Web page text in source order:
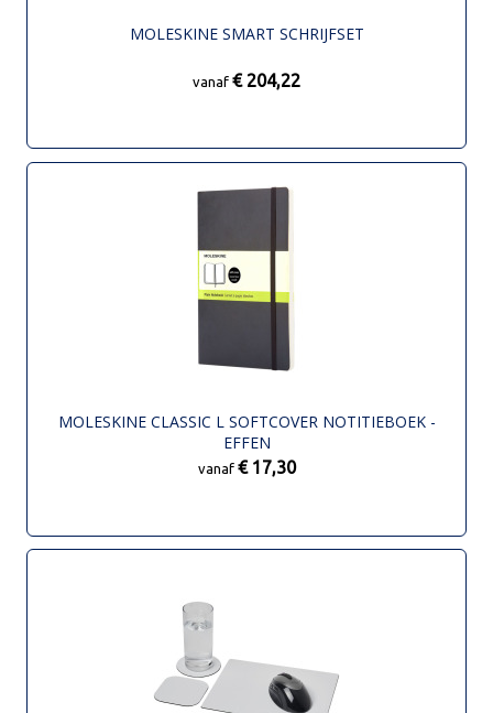
MOLESKINE SMART SCHRIJFSET
vanaf € 204,22
MOLESKINE CLASSIC L SOFTCOVER NOTITIEBOEK -
EFFEN
vanaf € 17,30